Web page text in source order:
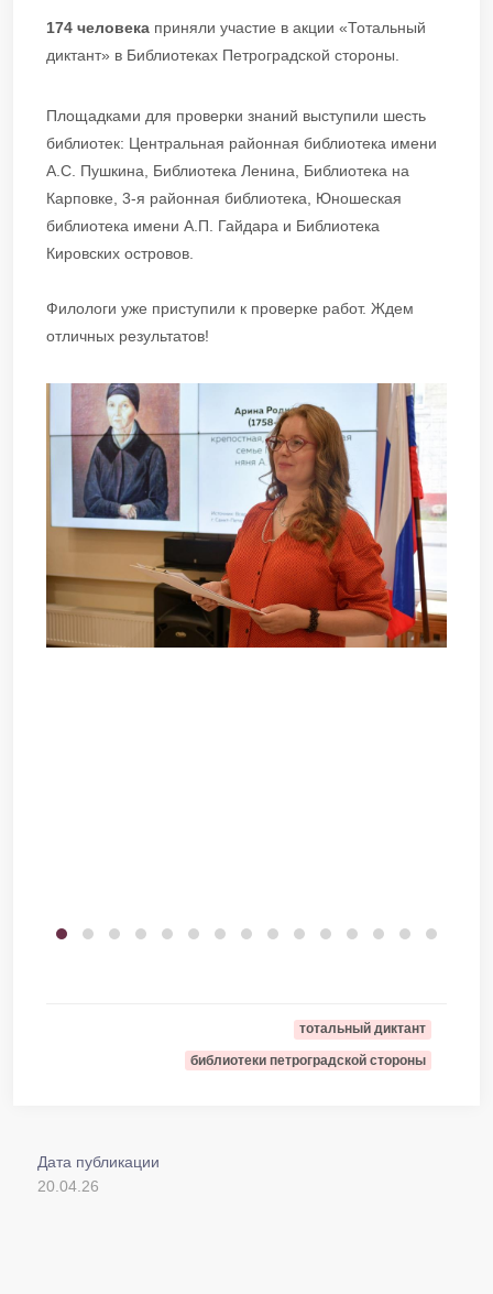
174 человека приняли участие в акции «Тотальный
диктант» в Библиотеках Петроградской стороны.
Площадками для проверки знаний выступили шесть
библиотек: Центральная районная библиотека имени
А.С. Пушкина, Библиотека Ленина, Библиотека на
Карповке, 3-я районная библиотека, Юношеская
библиотека имени А.П. Гайдара и Библиотека
Кировских островов.
Филологи уже приступили к проверке работ. Ждем
отличных результатов!
тотальный диктант
библиотеки петроградской стороны
Дата публикации
20.04.26